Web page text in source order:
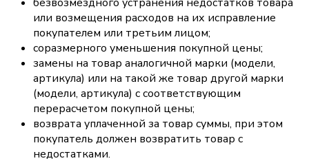
или возмещения расходов на их исправление
покупателем или третьим лицом;
соразмерного уменьшения покупной цены;
замены на товар аналогичной марки (модели,
артикула) или на такой же товар другой марки
(модели, артикула) с соответствующим
перерасчетом покупной цены;
возврата уплаченной за товар суммы, при этом
покупатель должен возвратить товар с
недостатками.